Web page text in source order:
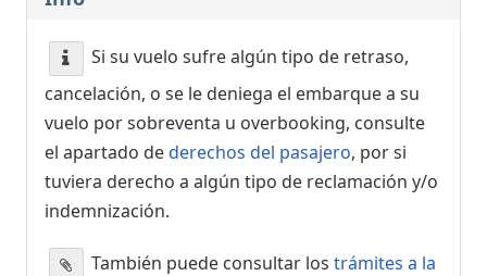
Si su vuelo sufre algún tipo de retraso,
cancelación, o se le deniega el embarque a su
vuelo por sobreventa u overbooking, consulte
el apartado dederechos del pasajero, por si
tuviera derecho a algún tipo de reclamación y/o
indemnización.
También puede consultar los trámites a la